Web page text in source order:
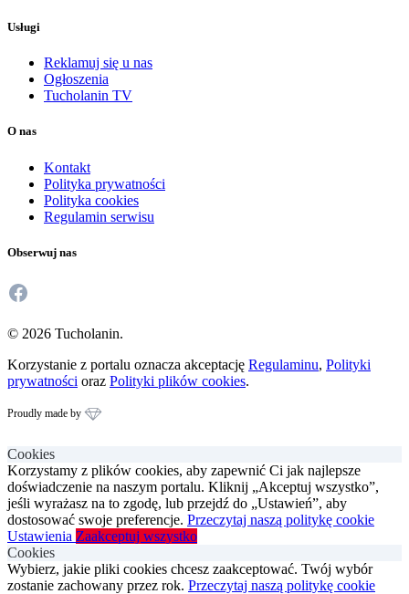
Usługi
Reklamuj się u nas
Ogłoszenia
Tucholanin TV
O nas
Kontakt
Polityka prywatności
Polityka cookies
Regulamin serwisu
Obserwuj nas
Facebook
© 2026 Tucholanin.
Korzystanie z portalu oznacza akceptację Regulaminu, Polityki
prywatności oraz Polityki plików cookies.
Proudly made by
Cookies
Korzystamy z plików cookies, aby zapewnić Ci jak najlepsze
doświadczenie na naszym portalu. Kliknij „Akceptuj wszystko”,
jeśli wyrażasz na to zgodę, lub przejdź do „Ustawień”, aby
dostosować swoje preferencje. Przeczytaj naszą politykę cookie
Ustawienia Zaakceptuj wszystko
Cookies
Wybierz, jakie pliki cookies chcesz zaakceptować. Twój wybór
zostanie zachowany przez rok. Przeczytaj naszą politykę cookie